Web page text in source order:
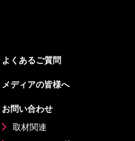
よくあるご質問
メディアの皆様へ
お問い合わせ
取材関連